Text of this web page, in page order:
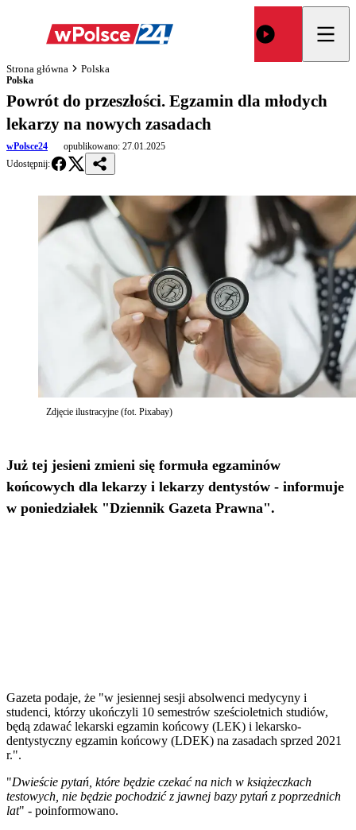
Strona główna Polska
Polska
Powrót do przeszłości. Egzamin dla młodych
lekarzy na nowych zasadach
wPolsce24 opublikowano: 27.01.2025
Udostępnij:
Zdjęcie ilustracyjne (fot. Pixabay)
Już tej jesieni zmieni się formuła egzaminów
końcowych dla lekarzy i lekarzy dentystów - informuje
w poniedziałek "Dziennik Gazeta Prawna".
Gazeta podaje, że "w jesiennej sesji absolwenci medycyny i
studenci, którzy ukończyli 10 semestrów sześcioletnich studiów,
będą zdawać lekarski egzamin końcowy (LEK) i lekarsko-
dentystyczny egzamin końcowy (LDEK) na zasadach sprzed 2021
r.".
"Dwieście pytań, które będzie czekać na nich w książeczkach
testowych, nie będzie pochodzić z jawnej bazy pytań z poprzednich
lat" - poinformowano.